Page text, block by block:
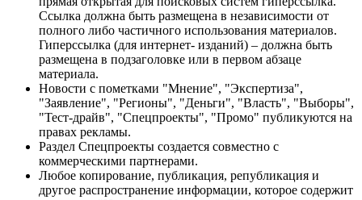
Ссылка должна быть размещена в независимости от
полного либо частичного использования материалов.
Гиперссылка (для интернет- изданий) – должна быть
размещена в подзаголовке или в первом абзаце
материала.
Новости с пометками "Мнение", "Экспертиза",
"Заявление", "Регионы", "Деньги", "Власть", "Выборы",
"Тест-драйв", "Спецпроекты", "Промо" публикуются на
правах рекламы.
Раздел Спецпроекты создается совместно с
коммерческими партнерами.
Любое копирование, публикация, републикация и
другое распространение информации, которое содержит